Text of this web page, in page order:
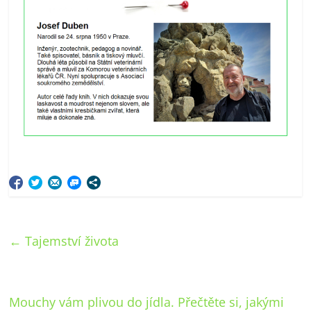
← Tajemství života
Mouchy vám plivou do jídla. Přečtěte si, jakými